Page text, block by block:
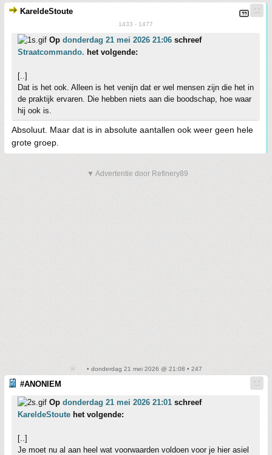
KareldeStoute
1433 - 1477
Op donderdag 21 mei 2026 21:06 schreef
Straatcommando. het volgende:
[..]
Dat is het ook. Alleen is het venijn dat er wel mensen zijn die het in
de praktijk ervaren. Die hebben niets aan die boodschap, hoe waar
hij ook is.
Absoluut. Maar dat is in absolute aantallen ook weer geen hele
grote groep.
▼ Advertentie door Refinery89
• donderdag 21 mei 2026 @ 21:08 • 247
#ANONIEM
Op donderdag 21 mei 2026 21:01 schreef
KareldeStoute het volgende:
[..]
Je moet nu al aan heel wat voorwaarden voldoen voor je hier asiel